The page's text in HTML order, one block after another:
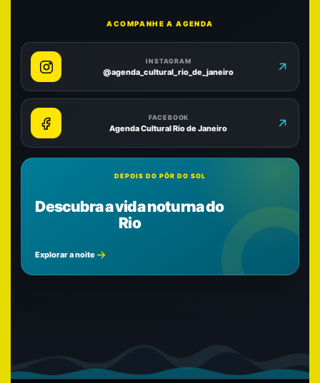
ACOMPANHE A AGENDA
INSTAGRAM
@agenda_cultural_rio_de_janeiro
FACEBOOK
Agenda Cultural Rio de Janeiro
DEPOIS DO PÔR DO SOL
Descubra a vida noturna do
Rio
Explorar a noite